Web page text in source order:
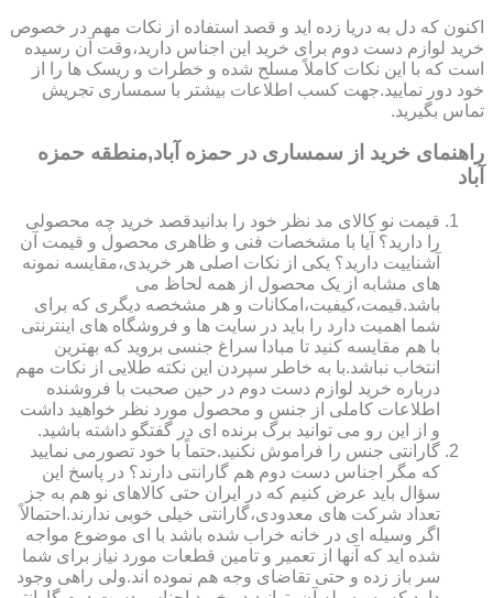
اکنون که دل به دریا زده اید و قصد استفاده از نکات مهم در خصوص
خرید لوازم دست دوم برای خرید این اجناس دارید،وقت آن رسیده
است که با این نکات کاملاً مسلح شده و خطرات و ریسک ها را از
خود دور نمایید.جهت کسب اطلاعات بیشتر با سمساری تجریش
تماس بگیرید.
راهنمای خرید از سمساری در حمزه آباد,منطقه حمزه
آباد
قیمت نو کالای مد نظر خود را بدانیدقصد خرید چه محصولی
را دارید؟ آیا با مشخصات فنی و ظاهری محصول و قیمت آن
آشناییت دارید؟ یکی از نکات اصلی هر خریدی،مقایسه نمونه
های مشابه از یک محصول از همه لحاظ می
باشد.قیمت،کیفیت،امکانات و هر مشخصه دیگری که برای
شما اهمیت دارد را باید در سایت ها و فروشگاه های اینترنتی
با هم مقایسه کنید تا مبادا سراغ جنسی بروید که بهترین
انتخاب نباشد.با به خاطر سپردن این نکته طلایی از نکات مهم
درباره خرید لوازم دست دوم در حین صحبت با فروشنده
اطلاعات کاملی از جنس و محصول مورد نظر خواهید داشت
و از این رو می توانید برگ برنده ای در گفتگو داشته باشید.
گارانتی جنس را فراموش نکنید.حتماً با خود تصورمی نمایید
که مگر اجناس دست دوم هم گارانتی دارند؟ در پاسخ این
سؤال باید عرض کنیم که در ایران حتی کالاهای نو هم به جز
تعداد شرکت های معدودی،گارانتی خیلی خوبی ندارند.احتمالاً
اگر وسیله ای در خانه خراب شده باشد با ای موضوع مواجه
شده اید که آنها از تعمیر و تامین قطعات مورد نیاز برای شما
سر باز زده و حتی تقاضای وجه هم نموده اند.ولی راهی وجود